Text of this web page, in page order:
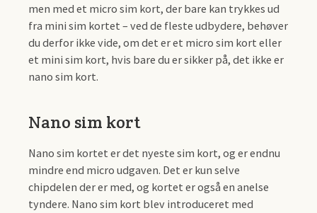
men med et micro sim kort, der bare kan trykkes ud
fra mini sim kortet – ved de fleste udbydere, behøver
du derfor ikke vide, om det er et micro sim kort eller
et mini sim kort, hvis bare du er sikker på, det ikke er
nano sim kort.
Nano sim kort
Nano sim kortet er det nyeste sim kort, og er endnu
mindre end micro udgaven. Det er kun selve
chipdelen der er med, og kortet er også en anelse
tyndere. Nano sim kort blev introduceret med